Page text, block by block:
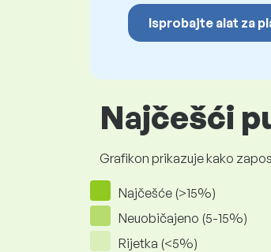
Isprobajte alat za
Najčešći
Grafikon prikazuje kako
Najčešće (>15%)
Neuobičajeno (5-15%)
Rijetka (<5%)